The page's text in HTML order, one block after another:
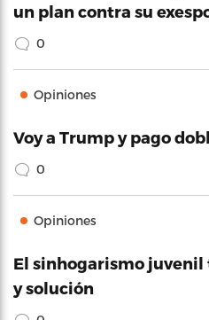
un plan contra su
0
Opiniones
Voy a Trump y pago
0
Opiniones
El sinhogarismo
y solución